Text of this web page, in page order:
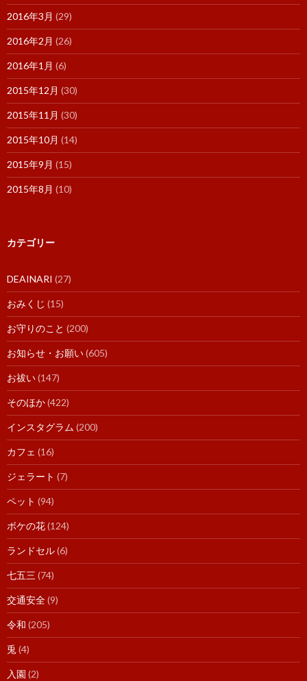
2016年3月 (29)
2016年2月 (26)
2016年1月 (6)
2015年12月 (30)
2015年11月 (30)
2015年10月 (14)
2015年9月 (15)
2015年8月 (10)
カテゴリー
DEAINARI (27)
おみくじ (15)
お守りのこと (200)
お知らせ・お願い(605)
お祓い(147)
そのほか(422)
インスタグラム (200)
カフェ (16)
ジェラート (7)
ペット (94)
ボケの花(124)
ランドセル(6)
七五三 (74)
交通安全(9)
令和 (205)
兎 (4)
入園 (2)